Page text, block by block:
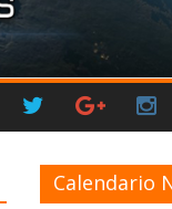
Calendario